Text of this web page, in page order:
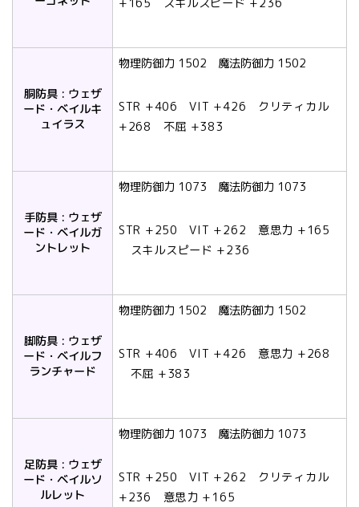
+165 スキルスピード +236
胴防具 : ウェザ
ード・ベイルキ
ュイラス
物理防御力 1502 魔法防御力 1502
STR +406 VIT +426 クリティカル
+268 不屈 +383
手防具 : ウェザ
ード・ベイルガ
ントレット
物理防御力 1073 魔法防御力 1073
STR +250 VIT +262 意思力 +165
スキルスピード +236
脚防具 : ウェザ
ード・ベイルフ
ランチャード
物理防御力 1502 魔法防御力 1502
STR +406 VIT +426 意思力 +268
不屈 +383
足防具 : ウェザ
ード・ベイルソ
ルレット
物理防御力 1073 魔法防御力 1073
STR +250 VIT +262 クリティカル
+236 意思力 +165